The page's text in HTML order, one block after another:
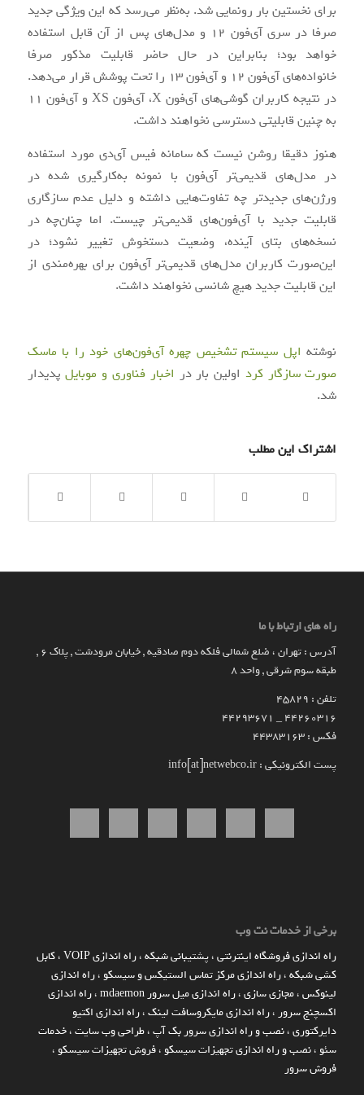
برای نخستین بار رونمایی شد. به‌نظر می‌رسد که این ویژگی جدید
صرفا در سری آی‌فون 12 و مدل‌های پس از آن قابل استفاده
خواهد بود؛ بنابراین در حال حاضر قابلیت مذکور صرفا
خانواده‌های آی‌فون 12 و آی‌فون‌ 13 را تحت پوشش قرار می‌دهد.
در نتیجه کاربران گوشی‌های آی‌فون X، آی‌فون XS و آی‌فون 11
به چنین قابلیتی دسترسی نخواهند داشت.
هنوز دقیقا روشن نیست که سامانه فیس آی‌دی مورد استفاده
در مدل‌های قدیمی‌تر آی‌فون با نمونه به‌کارگیری شده در
ورژن‌های جدیدتر چه تفاوت‌هایی داشته و دلیل عدم سازگاری
قابلیت جدید با آی‌فون‌های قدیمی‌تر چیست. اما چنان‌چه در
نسخه‌های بتای آینده، وضعیت دستخوش تغییر نشود؛ در
این‌صورت کاربران مدل‌های قدیمی‌تر آی‌فون برای بهره‌مندی از
این قابلیت جدید هیچ شانسی نخواهند داشت.
نوشته اپل سیستم تشخیص چهره آی‌فون‌های خود را با ماسک
صورت سازگار کرد اولین بار در اخبار فناوری و موبایلپدیدار
شد.
اشتراک این مطلب
راه های ارتباط با ما
آدرس : تهران ، ضلع شمالی فلکه دوم صادقیه , خیابان مرودشت , پلاک ۶ ,
طبقه سوم شرقی , واحد ۸
تلفن : 45829
۴۴۲۶۰۳۱۶ _ 44293671
فکس : 44383163
پست الکترونیکی : info[at]netwebco.ir
برخی از خدمات نت وب
راه اندازي فروشگاه اينترنتي،پشتیبانی شبکه،راه اندازی VOIP ،کابل
کشی شبکه،راه اندازی مرکز تماس الستیکس و سیسکو ،راه اندازی
لینوکس،مجازی سازی،راه اندازی میل سرور mdaemon ،راه اندازی
اکسچنج سرور ،راه اندازی مایکروسافت لینک،راه اندازی اکتیو
دایرکتوری،نصب و راه اندازی سرور بک آپ،طراحی وب سایت،خدمات
سئو ،نصب و راه اندازی تجهیزات سیسکو ،فروش تجهیزات سیسکو ،
فروش سرور